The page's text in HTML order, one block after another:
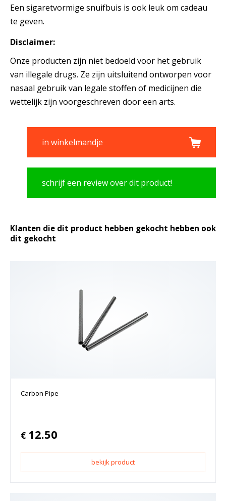
Een sigaretvormige snuifbuis is ook leuk om cadeau
te geven.
Disclaimer:
Onze producten zijn niet bedoeld voor het gebruik
van illegale drugs. Ze zijn uitsluitend ontworpen voor
nasaal gebruik van legale stoffen of medicijnen die
wettelijk zijn voorgeschreven door een arts.
in winkelmandje
schrijf een review over dit product!
Klanten die dit product hebben gekocht hebben ook
dit gekocht
Carbon Pipe
€ 12.50
bekijk product